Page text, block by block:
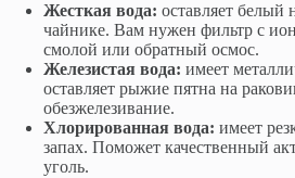
Жесткая вода: оставляет белый
чайнике. Вам нужен фильтр с
смолой или обратный осмос.
Железистая вода: имеет
оставляет рыжие пятна на
обезжелезивание.
Хлорированная вода: имеет
запах. Поможет качественный
уголь.